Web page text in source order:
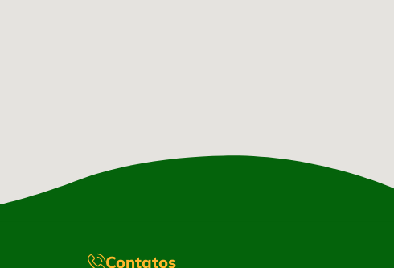
Contatos